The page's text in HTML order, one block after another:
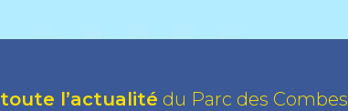
toute l’actualité du Parc des Combes